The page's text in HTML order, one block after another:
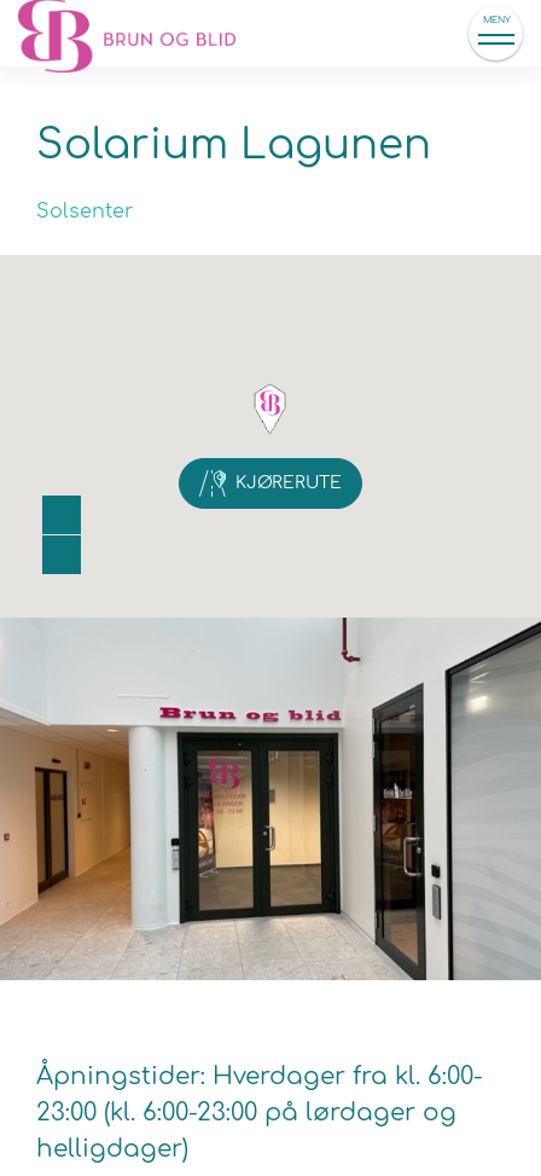
MENY
Solarium Lagunen
Solsenter
KJØRERUTE
Åpningstider: Hverdager fra kl. 6:00-
23:00 (kl. 6:00-23:00 på lørdager og
helligdager)